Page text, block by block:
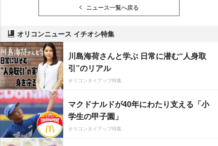
ニュース一覧へ戻る
オリコンニュース イチオシ特集
川島海荷さんと学ぶ 日常に潜む“人身取
引”のリアル
オリコンタイアップ特集
マクドナルドが40年にわたり支える「小
学生の甲子園」
オリコンタイアップ特集